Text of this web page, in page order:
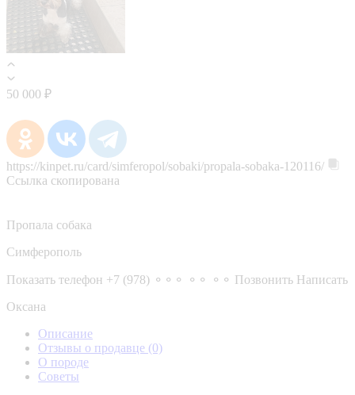
50 000 ₽
https://kinpet.ru/card/simferopol/sobaki/propala-sobaka-120116/
Ссылка скопирована
Пропала собака
Симферополь
Показать телефон +7 (978) ⚬⚬⚬ ⚬⚬ ⚬⚬ Позвонить Написать
Оксана
Описание
Отзывы о продавце (0)
О породе
Советы